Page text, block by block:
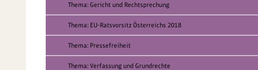
Thema: Gericht und Rechtsprechung
Thema: EU-Ratsvorsitz Österreichs 2018
Thema: Pressefreiheit
Thema: Verfassung und Grundrechte